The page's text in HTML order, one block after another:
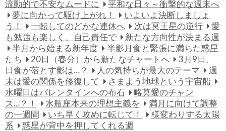
流動的で不安なムードに
平和な日々～衝撃的な週末へ
夢に向かって駆け上がれ！
いよいよ決断しましょ
う！
一転してのどかな連休へ 次は冥王星の逆行
愛
も勉強も楽しく、自己責任で
新たな方向性が決まる週
半月から始まる新年度
半影月食と緊張に満ちた惑星
たち
20日（春分）から新たなチャートへ
3月9日、
日食が落とす影は…？
人の気持ちが最大のテーマ
週
末は愛の関係を修復して
さまよう地球という宇宙船
水曜日はバレンタインへの布石
略莫愛のチャン
ス…？！
水瓶座本来の理想主義を
満月に向けて調整
の一週間
いち早く攻めに転じて！
様変わりする太陽
系
惑星が背中を押してくれる週